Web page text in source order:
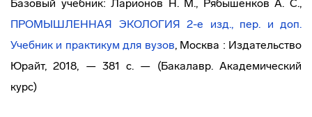
Базовый учебник: Ларионов Н. М., Рябышенков А. С.,
ПРОМЫШЛЕННАЯ ЭКОЛОГИЯ 2-е изд., пер. и доп.
Учебник и практикум для вузов, Москва : Издательство
Юрайт, 2018, — 381 с. — (Бакалавр. Академический
курс)